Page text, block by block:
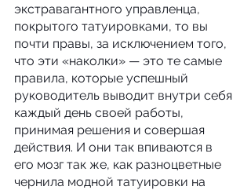
экстравагантного управленца,
покрытого татуировками, то вы
почти правы, за исключением того,
что эти «наколки» — это те самые
правила, которые успешный
руководитель выводит внутри себя
каждый день своей работы,
принимая решения и совершая
действия. И они так впиваются в
его мозг так же, как разноцветные
чернила модной татуировки на